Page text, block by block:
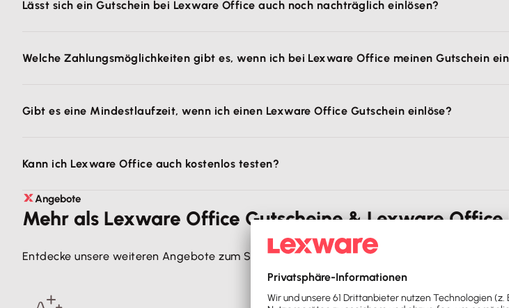
größeren Rabatt oder mehrere Vorteile zu erhalten.
Lässt sich ein Gutschein bei Lexware Office auch noch nachträglich einlösen?
Welche Zahlungsmöglichkeiten gibt es, wenn ich bei Lexware Office meinen Gutschein
Gibt es eine Mindestlaufzeit, wenn ich einen Lexware Office Gutschein einlöse?
Kann ich Lexware Office auch kostenlos testen?
Ja, du kannst
Angebote
Mehr als Lexware Office Gutscheine & Lexware
Entdecke unsere weiteren Angebote zum Sparen.